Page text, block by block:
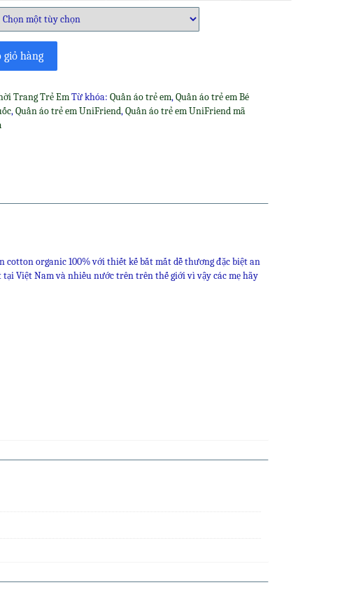
giỏ hàng
Trang Trẻ EmTừ khóa: Quần áo trẻ em,Quần áo trẻ em Bé
,Quần áo trẻ em UniFriend,Quần áo trẻ em UniFriend mã
organic 100% với thiết kế bắt mắt dễ thương đặc biệt an
tại Việt Nam và nhiều nước trên trên thế giới vì vậy các mẹ hãy